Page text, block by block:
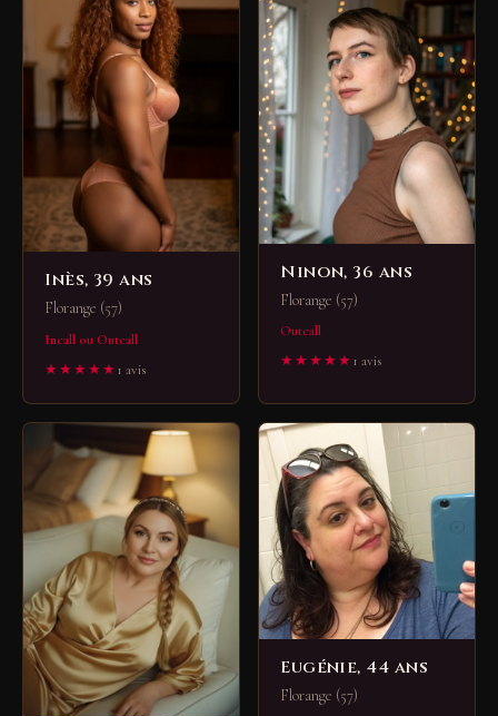
Inès, 39 ans
Florange (57)
Incall ou Outcall
★★★★★1 avis
Ninon, 36 ans
Florange (57)
Outcall
★★★★★1 avis
Eugénie, 44 ans
Florange (57)